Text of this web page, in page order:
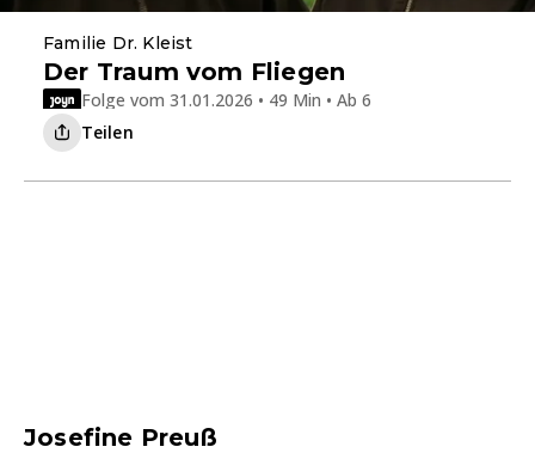
Familie Dr. Kleist
Der Traum vom Fliegen
Folge vom 31.01.2026 • 49 Min • Ab 6
Teilen
Josefine Preuß